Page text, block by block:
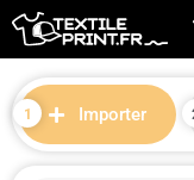
Importer